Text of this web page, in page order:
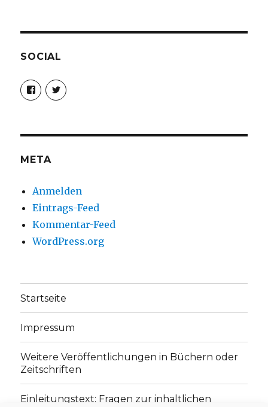
SOCIAL
Profil
von
christoph.fleischer1
anzeigen
Profil
von
anzeigen
META
Anmelden
Eintrags-Feed
Kommentar-Feed
WordPress.org
Startseite
Impressum
Weitere Veröffentlichungen in Büchern oder
Zeitschriften
Einleitungstext: Fragen zur inhaltlichen